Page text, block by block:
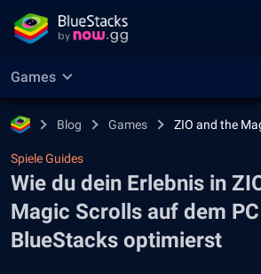
Games
Blog Games ZIO and the
Spiele Guides
Wie du dein Erlebnis in
Magic Scrolls auf dem
BlueStacks optimierst